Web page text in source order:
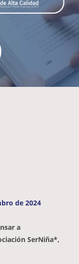
de 2024
a
SerNiña*,